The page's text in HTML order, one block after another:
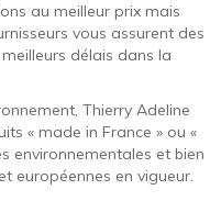
au meilleur prix mais
vous assurent des
délais dans la
Thierry Adeline
« made in France » ou «
environnementales et bien
européennes en vigueur.